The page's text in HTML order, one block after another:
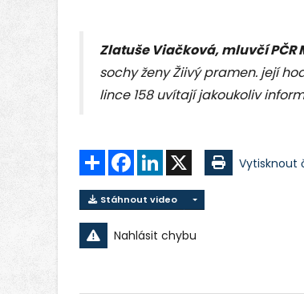
Zlatuše Viačková, mluvčí PČR
sochy ženy Žiivý pramen. její
lince 158 uvítají jakoukoliv
Sdílet FacebookLinkedIn Vytisknout
Stáhnout video
Nahlásit chybu